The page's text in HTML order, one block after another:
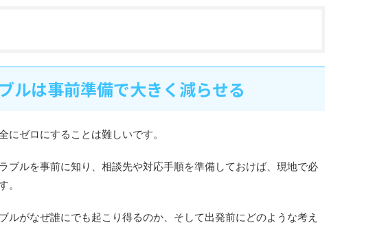
ルは事前準備で大きく減らせる
にゼロにすることは難しいです。
ブルを事前に知り、相談先や対応手順を準備しておけば、現地で必
。
ルがなぜ誰にでも起こり得るのか、そして出発前にどのような考え